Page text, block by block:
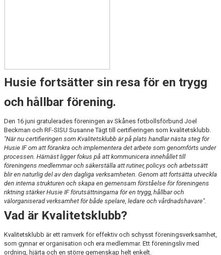
Husie fortsätter sin resa för en trygg
och hållbar förening.
Den 16 juni gratulerades föreningen av Skånes fotbollsförbund Joel
Beckman och RF-SISU Susanne Tägt till certifieringen som kvalitetsklubb.
"När nu certifieringen som Kvalitetsklubb är på plats handlar nästa steg för
Husie IF om att förankra och implementera det arbete som genomförts under
processen. Härnäst ligger fokus på att kommunicera innehållet till
föreningens medlemmar och säkerställa att rutiner, policys och arbetssätt
blir en naturlig del av den dagliga verksamheten. Genom att fortsätta utveckla
den interna strukturen och skapa en gemensam förståelse för föreningens
riktning stärker Husie IF förutsättningarna för en trygg, hållbar och
välorganiserad verksamhet för både spelare, ledare och vårdnadshavare".
Vad är Kvalitetsklubb?
Kvalitetsklubb är ett ramverk för effektiv och schysst föreningsverksamhet,
som gynnar er organisation och era medlemmar. Ett föreningsliv med
ordning, hjärta och en större gemenskap helt enkelt.